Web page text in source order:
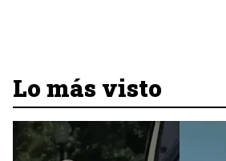
Lo más visto